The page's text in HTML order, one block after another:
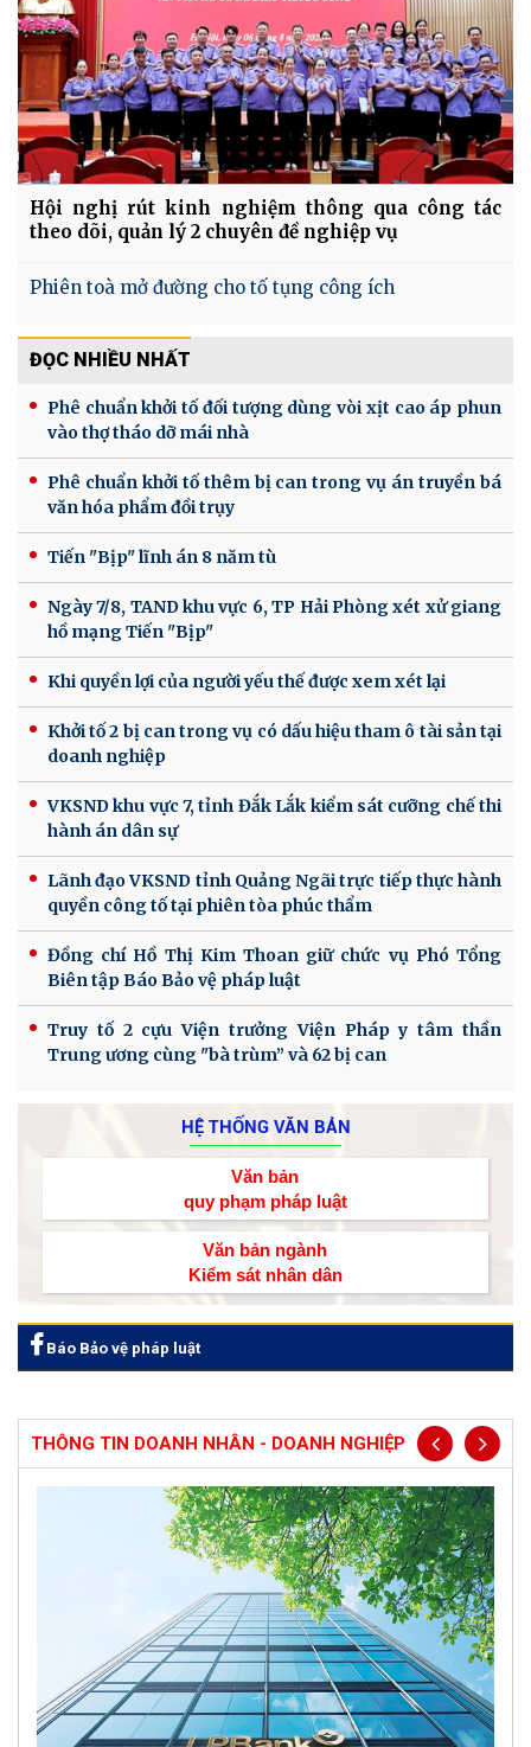
Hội nghị rút kinh nghiệm thông qua công tác
theo dõi, quản lý 2 chuyên đề nghiệp vụ
Phiên toà mở đường cho tố tụng công ích
ĐỌC NHIỀU NHẤT
Phê chuẩn khởi tố đối tượng dùng vòi xịt cao áp phun
vào thợ tháo dỡ mái nhà
Phê chuẩn khởi tố thêm bị can trong vụ án truyền bá
văn hóa phẩm đồi trụy
Tiến "Bịp" lĩnh án 8 năm tù
Ngày 7/8, TAND khu vực 6, TP Hải Phòng xét xử giang
hồ mạng Tiến "Bịp"
Khi quyền lợi của người yếu thế được xem xét lại
Khởi tố 2 bị can trong vụ có dấu hiệu tham ô tài sản tại
doanh nghiệp
VKSND khu vực 7, tỉnh Đắk Lắk kiểm sát cưỡng chế thi
hành án dân sự
Lãnh đạo VKSND tỉnh Quảng Ngãi trực tiếp thực hành
quyền công tố tại phiên tòa phúc thẩm
Đồng chí Hồ Thị Kim Thoan giữ chức vụ Phó Tổng
Biên tập Báo Bảo vệ pháp luật
Truy tố 2 cựu Viện trưởng Viện Pháp y tâm thần
Trung ương cùng "bà trùm” và 62 bị can
HỆ THỐNG VĂN BẢN
Văn bản
quy phạm pháp luật
Văn bản ngành
Kiểm sát nhân dân
Báo Bảo vệ pháp luật
THÔNG TIN DOANH NHÂN - DOANH NGHIỆP